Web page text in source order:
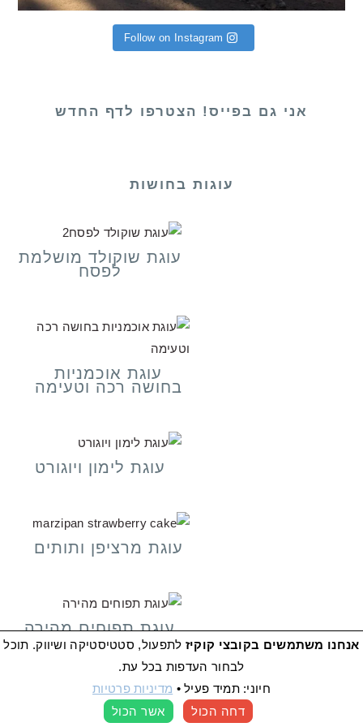
Follow on Instagram
אני גם בפייס! הצטרפו לדף החדש
עוגות בחושות
עוגת שוקולד מושלמת
לפסח
עוגת אוכמניות
בחושה רכה וטעימה
עוגת לימון ויוגורט
עוגת מרציפן ותותים
עוגת תפוחים מהירה
(שמכינים בלי
תפוחים)
אנחנו משתמשים בקובצי קוקיז לתפעול, סטטיסטיקה ושיווק. תוכל
לבחור העדפות בכל עת.
חיוני: תמיד פעיל• מדיניות פרטיות
דחה הכול
אשר הכול